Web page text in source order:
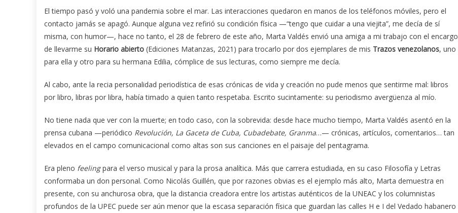
El tiempo pasó y voló una pandemia sobre el mar. Las interacciones quedaron en manos de los teléfonos móviles, pero el
contacto jamás se apagó. Aunque alguna vez refirió su condición física —“tengo que cuidar a una viejita”, me decía de sí
misma, con humor—, hace no tanto, el 28 de febrero de este año, Marta Valdés envió una amiga a mi trabajo con el encargo
de llevarme su Horario abierto (Ediciones Matanzas, 2021) para trocarlo por dos ejemplares de mis Trazos venezolanos, uno
para ella y otro para su hermana Edilia, cómplice de sus lecturas, como siempre me decía.
Al cabo, ante la recia personalidad periodística de esas crónicas de vida y creación no pude menos que sentirme mal: libros
por libro, libras por libra, había timado a quien tanto respetaba. Escrito sucintamente: su periodismo avergüenza al mío.
No tiene nada que ver con la muerte; en todo caso, con la sobrevida: desde hace mucho tiempo, Marta Valdés asentó en la
prensa cubana —periódico Revolución, La Gaceta de Cuba, Cubadebate, Granma…— crónicas, artículos, comentarios… tan
elevados en el campo comunicacional como altas son sus canciones en el paisaje del pentagrama.
Era pleno feelingpara el verso musical y para la prosa analítica. Más que carrera estudiada, en su caso Filosofía y Letras
conformaba un don personal. Como Nicolás Guillén, que por razones obvias es el ejemplo más alto, Marta demuestra en
presente, con su anchurosa obra, que la distancia creadora entre los artistas auténticos de la UNEAC y los columnistas
profundos de la UPEC puede ser aún menor que la escasa separación física que guardan las calles H e I del Vedado habanero